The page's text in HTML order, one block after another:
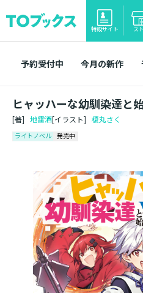
特設サイト ス
予約受付中 今月の新作
ヒャッハーな幼馴染達と
[著] 地雷酒[イラスト] 榎丸さく
ライトノベル 発売中